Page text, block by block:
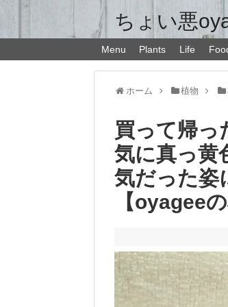
ちょい悪
Menu Plants Life
ホーム 植物
買って帰っ
気に真っ
気だった姿
【oyagee